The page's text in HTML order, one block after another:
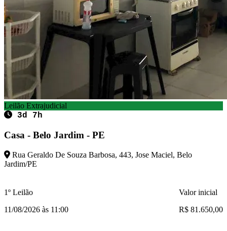
Leilão Extrajudicial
3d 7h
Casa - Belo Jardim - PE
Rua Geraldo De Souza Barbosa, 443, Jose Maciel, Belo
Jardim/PE
1º Leilão
11/08/2026 às 11:00
Valor inicial
R$ 81.650,00